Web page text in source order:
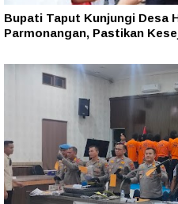
Bupati Taput Kunjungi Desa
Parmonangan, Pastikan